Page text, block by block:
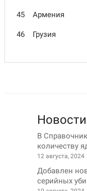
45 Армения
46 Грузия
В
количеству
12 августа, 2024
Добавлен
серийных